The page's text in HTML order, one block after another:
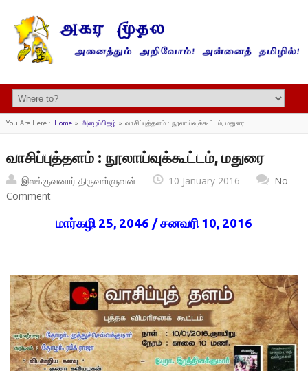
You Are Here : Home» அழைப்பிதழ் » வாசிப்புத்தளம் : நூலாய்வுக்கூட்டம், மதுரை
வாசிப்புத்தளம் : நூலாய்வுக்கூட்டம், மதுரை
இலக்குவனார் திருவள்ளுவன் 10 January 2016
No
Comment
மார்கழி 25, 2046 / சனவரி 10, 2016